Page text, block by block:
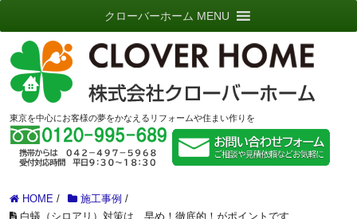
東京を中心にお客様の夢をかなえるリフォームや住まい作りを
クローバーホーム MENU
HOME / 施工事例 /
白蟻（シロアリ）対策は、早め！徹底的！がポイントです